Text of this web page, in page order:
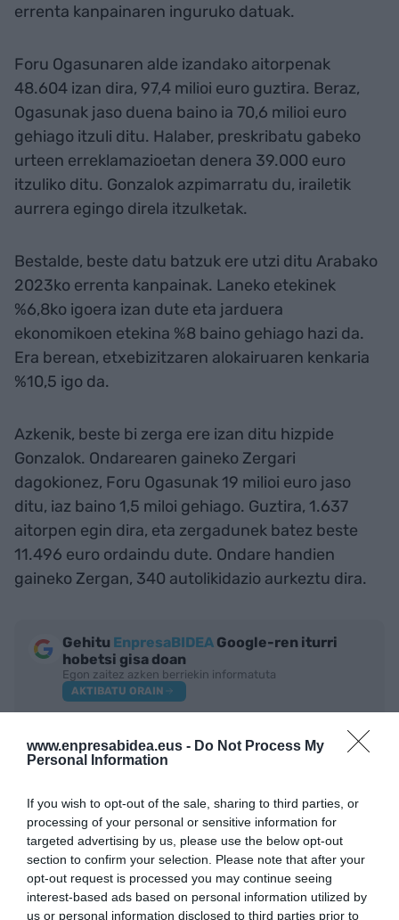
www.enpresabidea.eus - Do Not Process My
Personal Information
If you wish to opt-out of the sale, sharing to third parties, or
processing of your personal or sensitive information for
targeted advertising by us, please use the below opt-out
section to confirm your selection. Please note that after your
opt-out request is processed you may continue seeing
interest-based ads based on personal information utilized by
us or personal information disclosed to third parties prior to
errenta kanpainaren inguruko datuak.
Foru Ogasunaren alde izandako aitorpenak
48.604 izan dira, 97,4 milioi euro guztira. Beraz,
Ogasunak jaso duena baino ia 70,6 milioi euro
gehiago itzuli ditu. Halaber, preskribatu gabeko
urteen erreklamazioetan denera 39.000 euro
itzuliko ditu. Gonzalok azpimarratu du, irailetik
aurrera egingo direla itzulketak.
Bestalde, beste datu batzuk ere utzi ditu Arabako
2023ko errenta kanpainak. Laneko etekinek
%6,8ko igoera izan dute eta jarduera
ekonomikoen etekina %8 baino gehiago hazi da.
Era berean, etxebizitzaren alokairuaren kenkaria
%10,5 igo da.
Azkenik, beste bi zerga ere izan ditu hizpide
Gonzalok. Ondarearen gaineko Zergari
dagokionez, Foru Ogasunak 19 milioi euro jaso
ditu, iaz baino 1,5 miloi gehiago. Guztira, 1.637
aitorpen egin dira, eta zergadunek batez beste
11.496 euro ordaindu dute. Ondare handien
gaineko Zergan, 340 autolikidazio aurkeztu dira.
Gehitu EnpresaBIDEA Google-ren iturri
hobetsi gisa doan
Egon zaitez azken berriekin informatuta
AKTIBATU ORAIN